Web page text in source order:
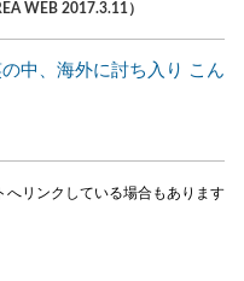
WEB 2017.3.11）
中、海外に討ち入り こん
リンクしている場合もあります